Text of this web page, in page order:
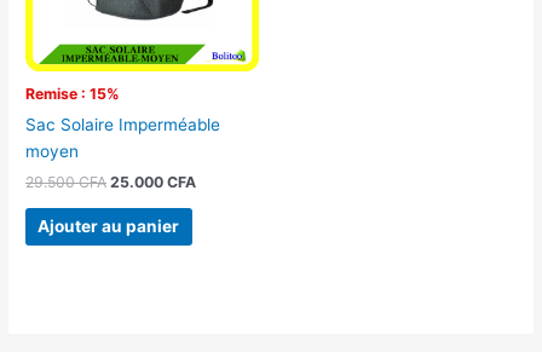
Remise : 15%
Sac Solaire Imperméable
moyen
29.500CFA 25.000CFA
Ajouter au panier